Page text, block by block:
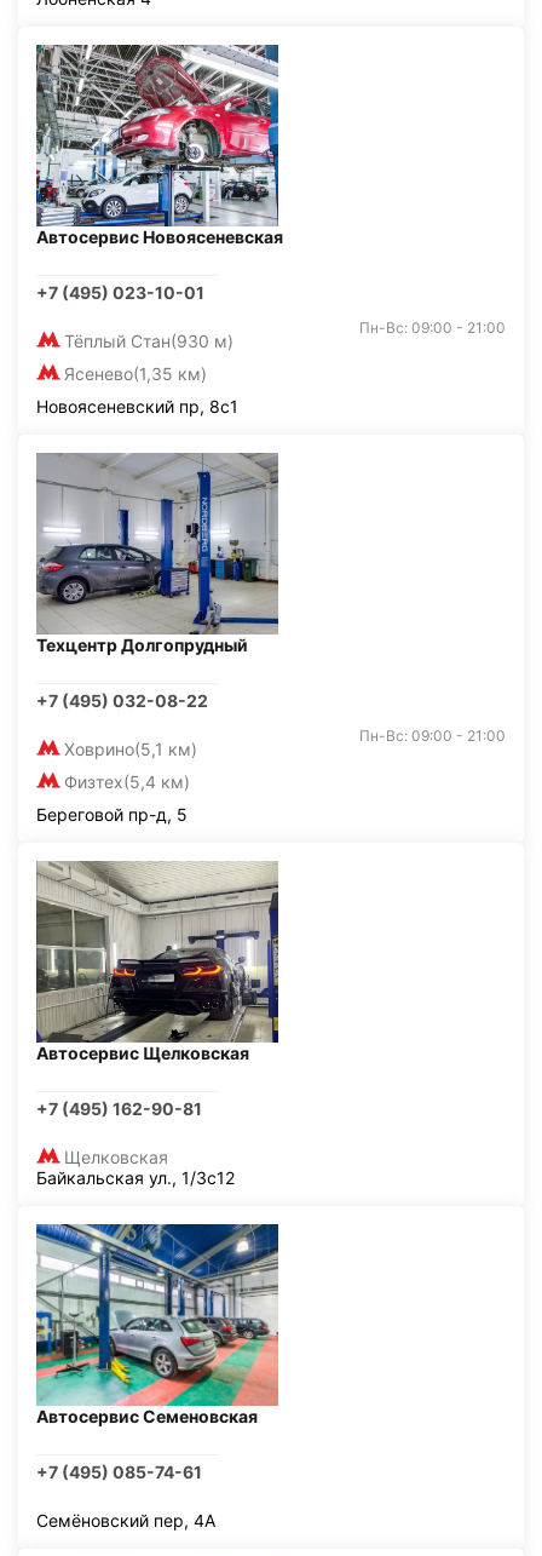
Автосервис Новоясеневская
+7 (495) 023-10-01
Тёплый Стан(930 м)
Ясенево(1,35 км)
Пн-Вс: 09:00 - 21:00
Новоясеневский пр, 8с1
Техцентр Долгопрудный
+7 (495) 032-08-22
Ховрино(5,1 км)
Физтех(5,4 км)
Пн-Вс: 09:00 - 21:00
Береговой пр-д, 5
Автосервис Щелковская
+7 (495) 162-90-81
Щелковская
Байкальская ул., 1/3с12
Автосервис Семеновская
+7 (495) 085-74-61
Семёновский пер, 4А